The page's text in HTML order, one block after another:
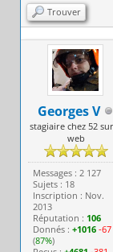
Trouver
Georges V
stagiaire chez 52
web
Messages : 2 127
Sujets : 18
Inscription : Nov.
2013
Réputation : 106
Donnés :+1016 -67
(87%)